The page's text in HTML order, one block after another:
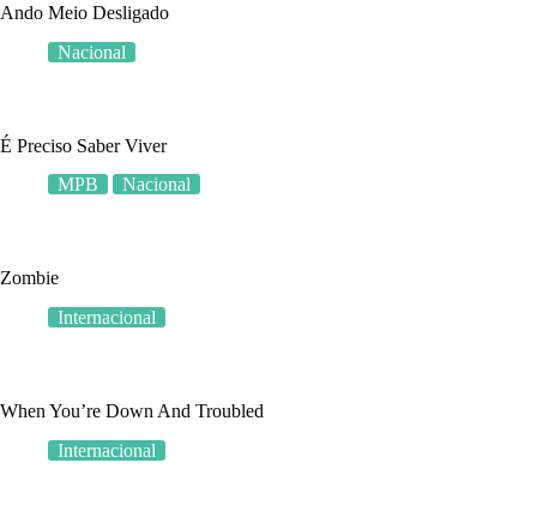
Ando Meio Desligado
Nacional
É Preciso Saber Viver
MPB
Nacional
Zombie
Internacional
When You’re Down And Troubled
Internacional